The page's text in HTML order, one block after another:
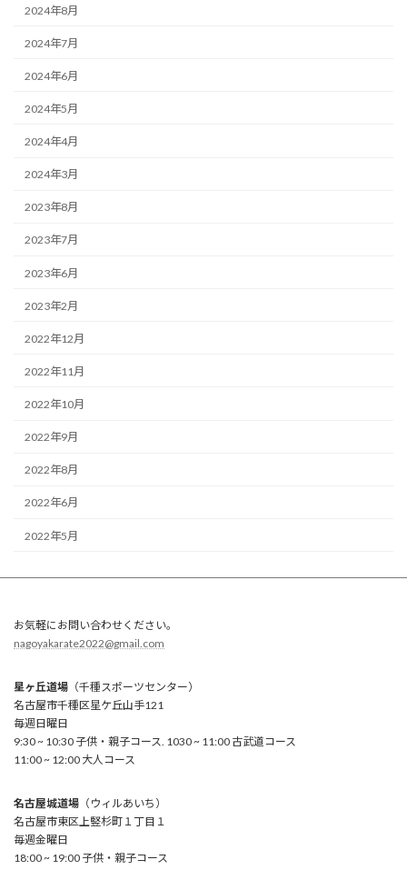
2024年8月
2024年7月
2024年6月
2024年5月
2024年4月
2024年3月
2023年8月
2023年7月
2023年6月
2023年2月
2022年12月
2022年11月
2022年10月
2022年9月
2022年8月
2022年6月
2022年5月
お気軽にお問い合わせください。
nagoyakarate2022@gmail.com
星ヶ丘道場 （千種スポーツセンター）
名古屋市千種区星ケ丘山手121
毎週日曜日
9:30 ~ 10:30 子供・親子コース. 1030 ~ 11:00 古武道コース
11:00 ~ 12:00 大人コース
名古屋城道場 （ウィルあいち）
名古屋市東区上竪杉町１丁目１
毎週金曜日
18:00 ~ 19:00 子供・親子コース